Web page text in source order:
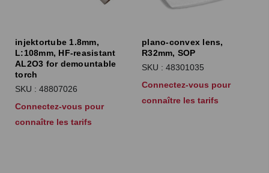
injektortube 1.8mm,
L:108mm, HF-reasistant
AL2O3 for demountable
torch
SKU : 48807026
Connectez-vous pour
connaître les tarifs
plano-convex lens,
R32mm, SOP
SKU : 48301035
Connectez-vous pour
connaître les tarifs